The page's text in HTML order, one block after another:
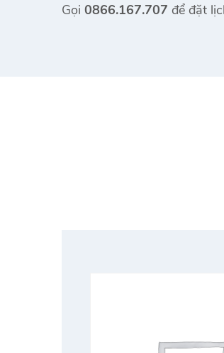
Gọi 0866.167.707 để đặt